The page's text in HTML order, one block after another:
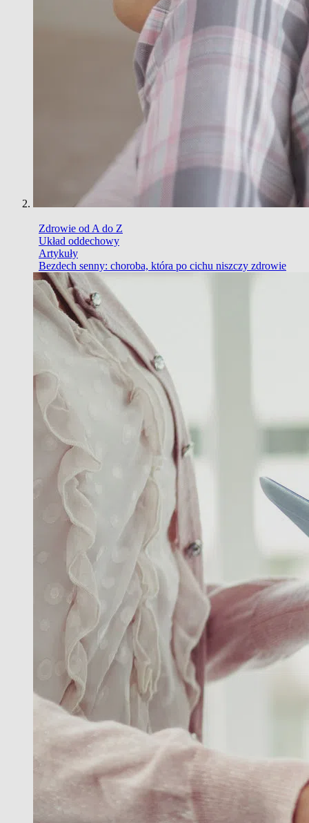
Zdrowie od A do Z
Układ oddechowy
Artykuły
Bezdech senny: choroba, która po cichu niszczy zdrowie